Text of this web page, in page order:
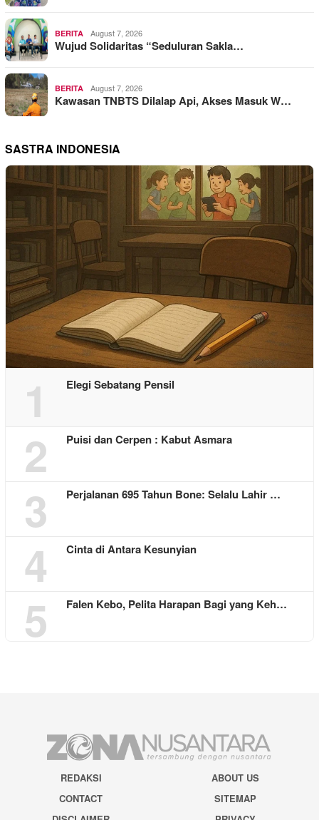
BERITA August 7, 2026
Wujud Solidaritas “Seduluran Sakla…
BERITA August 7, 2026
Kawasan TNBTS Dilalap Api, Akses Masuk W…
SASTRA INDONESIA
1 Elegi Sebatang Pensil
2 Puisi dan Cerpen : Kabut Asmara
3 Perjalanan 695 Tahun Bone: Selalu Lahir …
4 Cinta di Antara Kesunyian
5 Falen Kebo, Pelita Harapan Bagi yang Keh…
REDAKSI
ABOUT US
CONTACT
SITEMAP